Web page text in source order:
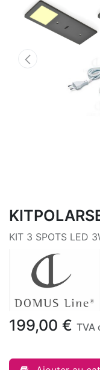
KIT 3 SPOTS LED
199,00 € TVA